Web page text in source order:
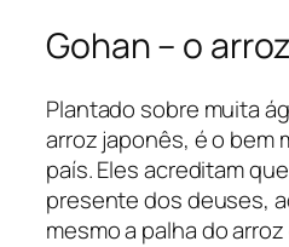
Gohan – o
Plantado sobre muita
arroz japonês, é o bem
país. Eles acreditam
presente dos deuses,
mesmo a palha do